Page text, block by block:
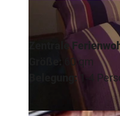
Zentrale
60 qm
Belegung: 1-4